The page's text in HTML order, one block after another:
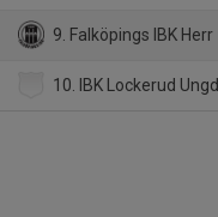
9. Falköpings IBK Herr
10. IBK Lockerud Ungdom H3